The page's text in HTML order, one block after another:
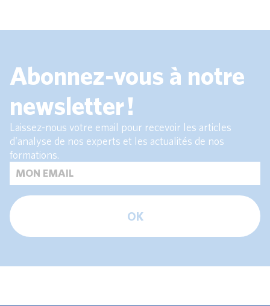
Abonnez-vous à notre
newsletter !
Laissez-nous votre email pour recevoir les articles
d'analyse de nos experts et les actualités de nos
formations.
OK